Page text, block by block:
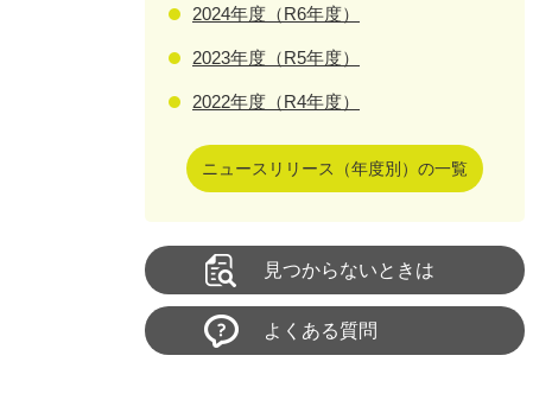
2024年度（R6年度）
2023年度（R5年度）
2022年度（R4年度）
ニュースリリース（年度別）の一覧
見つからないときは
よくある質問